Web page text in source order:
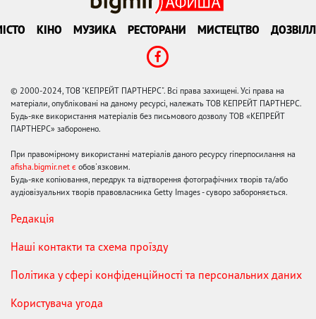
КІНО МУЗИКА РЕСТОРАНИ МИСТЕЦТВО
© 2000-2024, ТОВ "КЕПРЕЙТ ПАРТНЕРС". Всі права захищені. Усі права на
матеріали, опубліковані на даному ресурсі, належать ТОВ КЕПРЕЙТ ПАРТНЕРС.
Будь-яке використання матеріалів без письмового дозволу ТОВ «КЕПРЕЙТ
ПАРТНЕРС» заборонено.
При правомірному використанні матеріалів даного ресурсу гіперпосилання на
afisha.bigmir.net є обов'язковим.
Будь-яке копіювання, передрук та відтворення фотографічних творів та/або
аудіовізуальних творів правовласника Getty Images - суворо забороняється.
Редакція
Наші контакти та схема проїзду
Політика у сфері конфіденційності та персональних даних
Користувача угода